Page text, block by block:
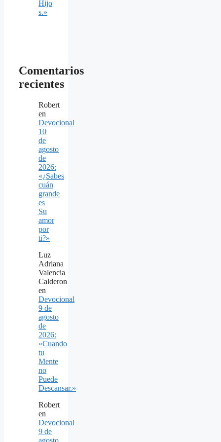
Hijo
s.»
Comentarios
recientes
Robert
en
Devocional
10
de
agosto
de
2026:
«¿Sabes
cuán
grande
es
Su
amor
por
ti?»
Luz
Adriana
Valencia
Calderon
en
Devocional
9 de
agosto
de
2026:
«Cuando
tu
Mente
no
Puede
Descansar.»
Robert
en
Devocional
9 de
agosto